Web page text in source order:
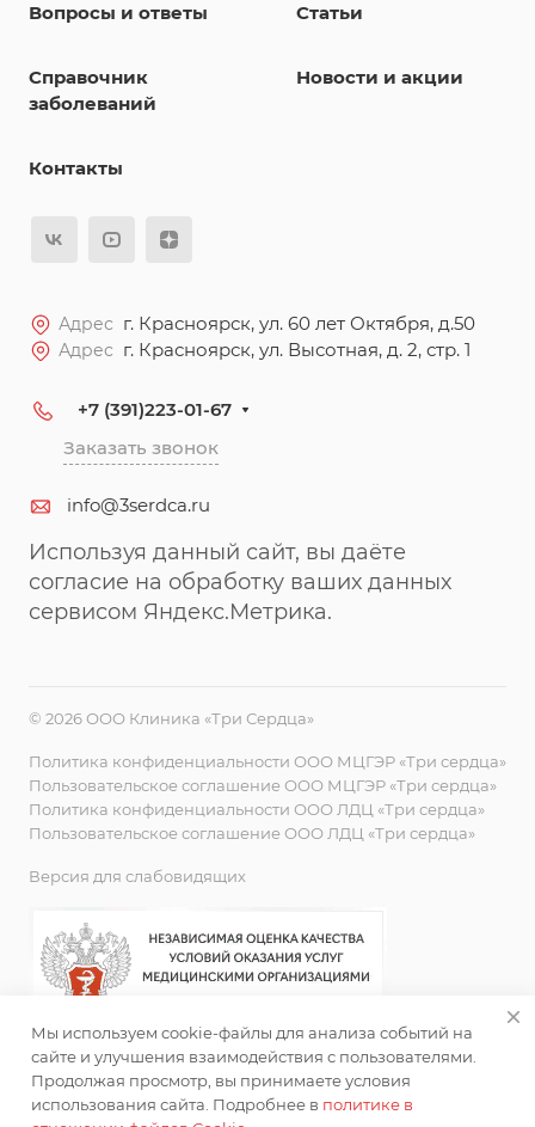
Вопросы и ответы Статьи
Справочник
заболеваний
Новости и акции
Контакты
Адрес г. Красноярск, ул. 60 лет Октября, д.50
Адрес г. Красноярск, ул. Высотная, д. 2, стр. 1
+7 (391)223-01-67
Заказать звонок
info@3serdca.ru
Используя данный сайт, вы даёте
согласие на обработку ваших данных
сервисом Яндекс.Метрика.
© 2026 ООО Клиника «Три Сердца»
Политика конфиденциальности ООО МЦГЭР «Три сердца»
Пользовательское соглашение ООО МЦГЭР «Три сердца»
Политика конфиденциальности ООО ЛДЦ «Три сердца»
Пользовательское соглашение ООО ЛДЦ «Три сердца»
Версия для слабовидящих
Мы используем cookie-файлы для анализа событий на
сайте и улучшения взаимодействия с пользователями.
Продолжая просмотр, вы принимаете условия
использования сайта. Подробнее в политике в